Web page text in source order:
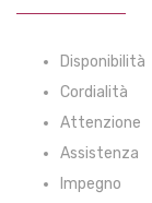
Disponibilità
Cordialità
Attenzione
Assistenza
Impegno